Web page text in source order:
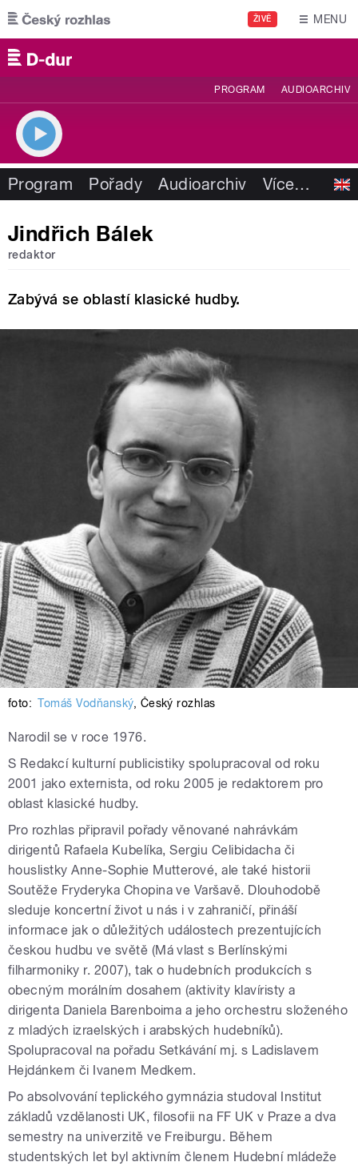
Přejít k hlavnímu obsahu
ŽIVĚ MENU
PROGRAM AUDIOARCHIV
Program Pořady Audioarchiv Více…
Jindřich Bálek
redaktor
Zabývá se oblastí klasické hudby.
foto: Tomáš Vodňanský, Český rozhlas
Narodil se v roce 1976.
S Redakcí kulturní publicistiky spolupracoval od roku
2001 jako externista, od roku 2005 je redaktorem pro
oblast klasické hudby.
Pro rozhlas připravil pořady věnované nahrávkám
dirigentů Rafaela Kubelíka, Sergiu Celibidacha či
houslistky Anne-Sophie Mutterové, ale také historii
Soutěže Fryderyka Chopina ve Varšavě. Dlouhodobě
sleduje koncertní život u nás i v zahraničí, přináší
informace jak o důležitých událostech prezentujících
českou hudbu ve světě (Má vlast s Berlínskými
filharmoniky r. 2007), tak o hudebních produkcích s
obecným morálním dosahem (aktivity klavíristy a
dirigenta Daniela Barenboima a jeho orchestru složeného
z mladých izraelských i arabských hudebníků).
Spolupracoval na pořadu Setkávání mj. s Ladislavem
Hejdánkem či Ivanem Medkem.
Po absolvování teplického gymnázia studoval Institut
základů vzdělanosti UK, filosofii na FF UK v Praze a dva
semestry na univerzitě ve Freiburgu. Během
studentských let byl aktivním členem Hudební mládeže